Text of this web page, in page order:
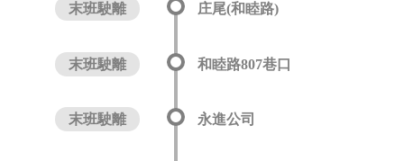
末班駛離 庄尾(和睦路)
末班駛離 和睦路807巷口
末班駛離 永進公司